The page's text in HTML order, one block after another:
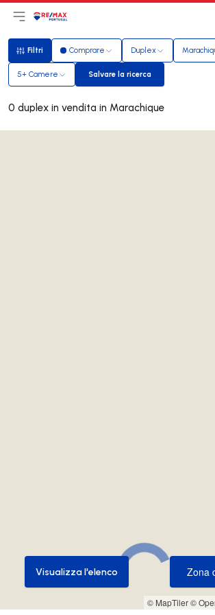
Apri il menu principale
LogoVai alla homepage
Filtri
Filtri Comprare Duplex
5+ Camere Salvare la ricerca
Salvare la ricerca
0 duplex in vendita in Marachique
© MapTiler©
Zona
Visualizza l'elenco
Visualizza l'elenco